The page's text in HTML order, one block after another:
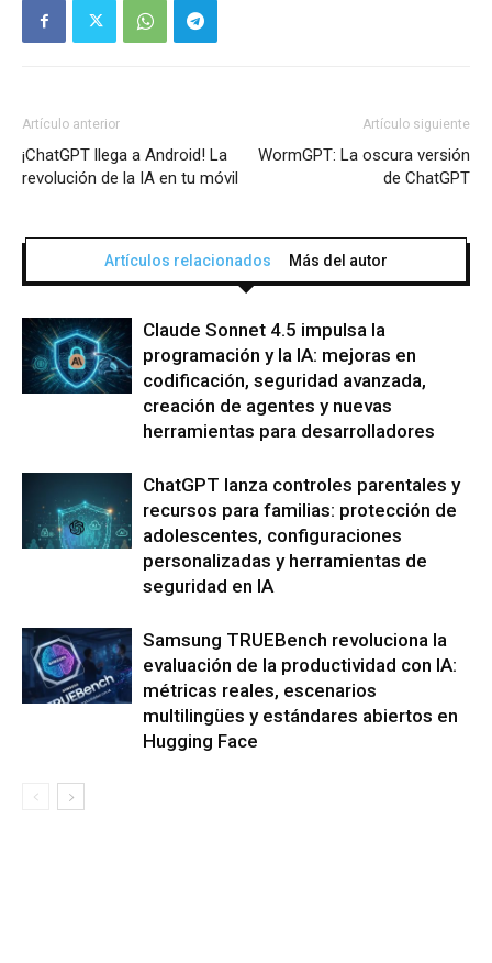
Artículo anterior
¡ChatGPT llega a Android! La
revolución de la IA en tu móvil
Artículo siguiente
WormGPT: La oscura versión
de ChatGPT
Artículos relacionados Más del autor
Claude Sonnet 4.5 impulsa la
programación y la IA: mejoras en
codificación, seguridad avanzada,
creación de agentes y nuevas
herramientas para desarrolladores
ChatGPT lanza controles parentales y
recursos para familias: protección de
adolescentes, configuraciones
personalizadas y herramientas de
seguridad en IA
Samsung TRUEBench revoluciona la
evaluación de la productividad con IA:
métricas reales, escenarios
multilingües y estándares abiertos en
Hugging Face